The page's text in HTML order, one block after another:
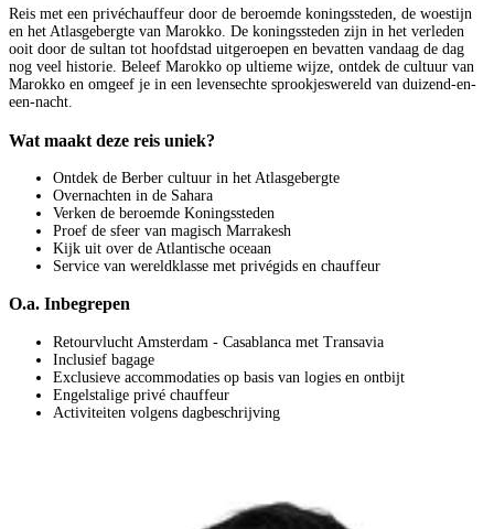
Reis met een privéchauffeur door de beroemde koningssteden, de woestijn
en het Atlasgebergte van Marokko. De koningssteden zijn in het verleden
ooit door de sultan tot hoofdstad uitgeroepen en bevatten vandaag de dag
nog veel historie. Beleef Marokko op ultieme wijze, ontdek de cultuur van
Marokko en omgeef je in een levensechte sprookjeswereld van duizend-en-
een-nacht.
Wat maakt deze reis uniek?
Ontdek de Berber cultuur in het Atlasgebergte
Overnachten in de Sahara
Verken de beroemde Koningssteden
Proef de sfeer van magisch Marrakesh
Kijk uit over de Atlantische oceaan
Service van wereldklasse met privégids en chauffeur
O.a. Inbegrepen
Retourvlucht Amsterdam - Casablanca met Transavia
Inclusief bagage
Exclusieve accommodaties op basis van logies en ontbijt
Engelstalige privé chauffeur
Activiteiten volgens dagbeschrijving